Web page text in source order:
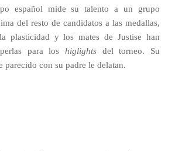
español mide su talento a un grupo
del resto de candidatos a las medallas,
plasticidad y los mates de Justise han
para los higlights del torneo. Su
parecido con su padre le delatan.